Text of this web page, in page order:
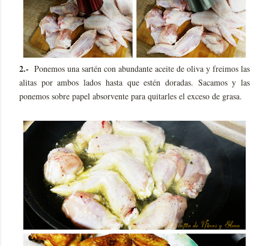
2.- Ponemos una sartén con abundante aceite de oliva y freimos las
alitas por ambos lados hasta que estén doradas. Sacamos y las
ponemos sobre papel absorvente para quitarles el exceso de grasa.